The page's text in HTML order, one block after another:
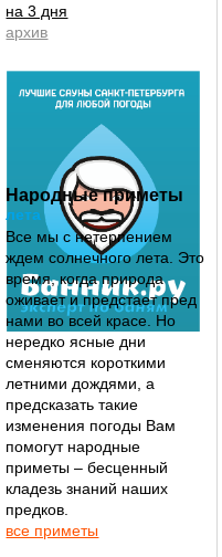
на 3 дня
архив
Народные приметы
лета
Все мы с нетерпением
ждем солнечного лета. Это
время, когда природа
оживает и предстает пред
нами во всей красе. Но
нередко ясные дни
сменяются короткими
летними дождями, а
предсказать такие
изменения погоды Вам
помогут народные
приметы – бесценный
кладезь знаний наших
предков.
все приметы